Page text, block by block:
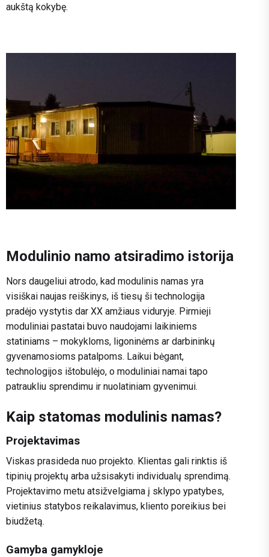
aukštą kokybę.
Modulinio namo atsiradimo istorija
Nors daugeliui atrodo, kad modulinis namas yra
visiškai naujas reiškinys, iš tiesų ši technologija
pradėjo vystytis dar XX amžiaus viduryje. Pirmieji
moduliniai pastatai buvo naudojami laikiniems
statiniams – mokykloms, ligoninėms ar darbininkų
gyvenamosioms patalpoms. Laikui bėgant,
technologijos ištobulėjo, o moduliniai namai tapo
patraukliu sprendimu ir nuolatiniam gyvenimui.
Kaip statomas modulinis namas?
Projektavimas
Viskas prasideda nuo projekto. Klientas gali rinktis iš
tipinių projektų arba užsisakyti individualų sprendimą.
Projektavimo metu atsižvelgiama į sklypo ypatybes,
vietinius statybos reikalavimus, kliento poreikius bei
biudžetą.
Gamyba gamykloje